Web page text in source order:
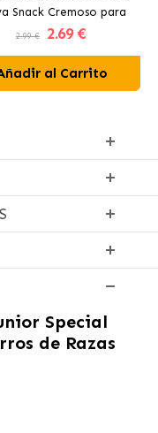
Snack Cremoso para
Perros
2.99 € 2.69 €
al Carrito
Special
de Razas